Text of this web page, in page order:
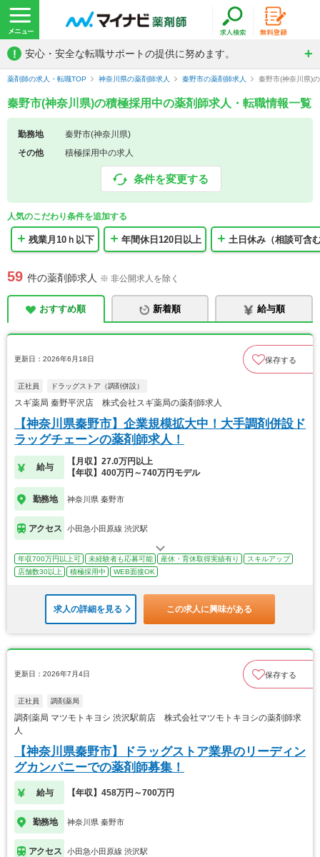
! 安心・安全な転職サポートの提供に努めます。
薬剤師の求人・転職TOP 神奈川県の薬剤師求人 秦野市の薬剤師求人 秦野市(神奈川県)
秦野市(神奈川県)の積極採用中の薬剤師求人・転職情報一覧
勤務地
秦野市(神奈川県)
その他
積極採用中の求人
条件を変更する
人気のこだわり条件を追加する
残業月10ｈ以下 年間休日120日以上 土日休み（相談可含
59 件の薬剤師求人 ※ 非公開求人を除く
おすすめ順 新着順 給与順
更新日：2026年6月18日 保存する
正社員 ドラッグストア（調剤併設）
スギ薬局 秦野平沢店 株式会社スギ薬局の薬剤師求人
【神奈川県秦野市】企業規模拡大中！大手調剤併設ド
ラッグチェーンの薬剤師求人！
給与
【月収】27.0万円以上
【年収】400万円～740万円モデル
勤務地 神奈川県 秦野市
アクセス 小田急小田原線 渋沢駅
年収700万円以上可 未経験者も応募可能 産休・育休取得実績有り
スキルアップ
店舗数30以上
積極採用中 WEB面接OK
求人の詳細を見る この求人に興味がある
更新日：2026年7月4日 保存する
正社員 調剤薬局
調剤薬局 マツモトキヨシ 渋沢駅前店 株式会社マツモトキヨシの薬剤師求
人
【神奈川県秦野市】ドラッグストア業界のリーディン
グカンパニーでの薬剤師募集！
給与 【年収】458万円～700万円
勤務地 神奈川県 秦野市
アクセス 小田急小田原線 渋沢駅